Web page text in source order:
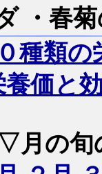
・春
種類
養価と
▽月の旬